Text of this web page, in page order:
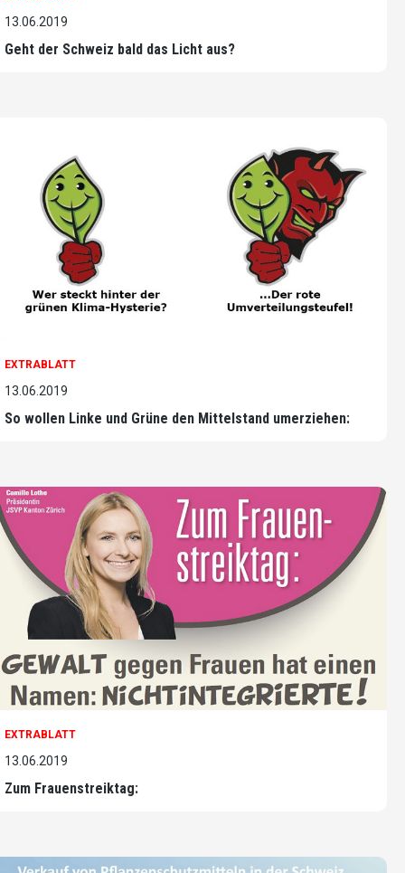
13.06.2019
Geht der Schweiz bald das Licht aus?
EXTRABLATT
13.06.2019
So wollen Linke und Grüne den Mittelstand umerziehen:
EXTRABLATT
13.06.2019
Zum Frauenstreiktag: